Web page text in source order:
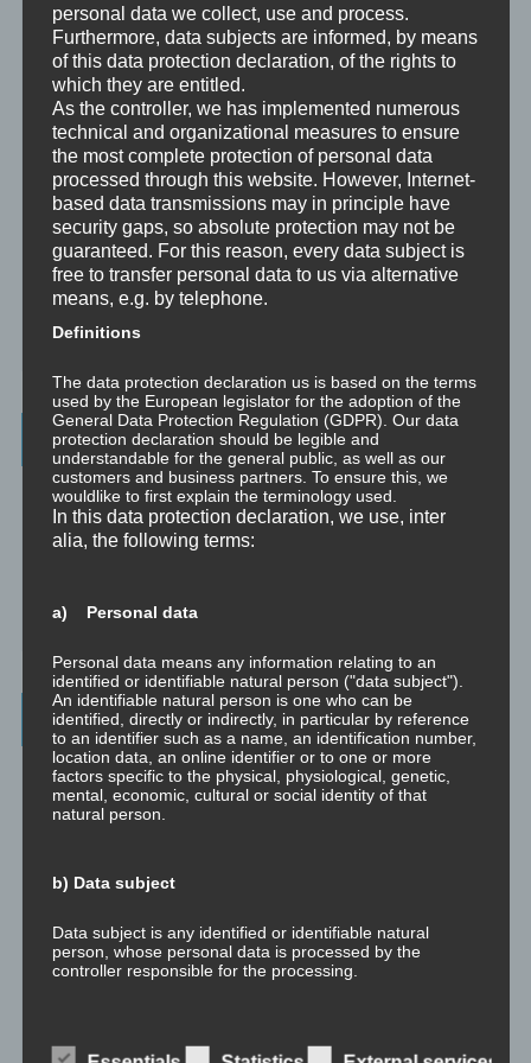
Person und einem Klienten.
Mentoring
Mentoring ist das individualisierte Weitergeben von Wissen und
Erfahrungen durch Interaktion zwischen einer erfahrenen Person
und einem Klienten.
Supervision
Supervision ist das individualisierte Reflektieren der gemachten
oder anstehenden professionellen Erfahrungen durch Interaktion
zwischen einem Supervisor und einem Klienten.
Ausbildung
Ausbildung ist die angepasste Vermittlung von allgemeinem Wissen
und praktischen Fertigkeiten zu diesem Wissen durch eine
Wissenswertes
☞ Ablauf einer Beratung
☞ Vertraulichkeitserklärung
☞ Was kostet es?
Wichtigste Seiten - minimedi.online
⇒ GrundlagenHier gibt es die grundlegenden Wissenseinheiten
und Techniken rund um Meditation.
anstoßen.
⇒ Emotionale KompetenzHier gibt es Meditationen, um die eigene
emotionale Kompetenz zu entwickeln.
personal data we collect, use and process.
Furthermore, data subjects are informed, by means
of this data protection declaration, of the rights to
which they are entitled.
As the controller, we has implemented numerous
technical and organizational measures to ensure
the most complete protection of personal data
processed through this website. However, Internet-
based data transmissions may in principle have
security gaps, so absolute protection may not be
guaranteed. For this reason, every data subject is
free to transfer personal data to us via alternative
means, e.g. by telephone.
Definitions
The data protection declaration us is based on the terms
used by the European legislator for the adoption of the
General Data Protection Regulation (GDPR). Our data
protection declaration should be legible and
understandable for the general public, as well as our
customers and business partners. To ensure this, we
wouldlike to first explain the terminology used.
In this data protection declaration, we use, inter
alia, the following terms:
a) Personal data
Personal data means any information relating to an
identified or identifiable natural person ("data subject").
An identifiable natural person is one who can be
identified, directly or indirectly, in particular by reference
to an identifier such as a name, an identification number,
location data, an online identifier or to one or more
factors specific to the physical, physiological, genetic,
mental, economic, cultural or social identity of that
natural person.
b) Data subject
Data subject is any identified or identifiable natural
person, whose personal data is processed by the
controller responsible for the processing.